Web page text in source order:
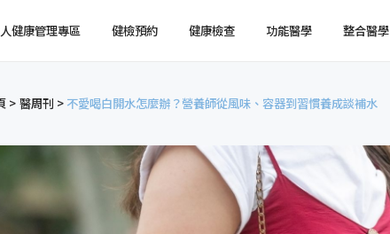
健康管理專區 健檢預約
檢預約 個人健檢預約 企業健檢預約
健康檢查
康檢查 個人健檢服務 企業健檢服務
功能醫學 整合醫學
於聯安 經營理念 服務特色 最新消息
交通資訊 環境介紹
醫周刊 不愛喝白開水怎麼辦？營養師從風味、容器到習慣養成談補水